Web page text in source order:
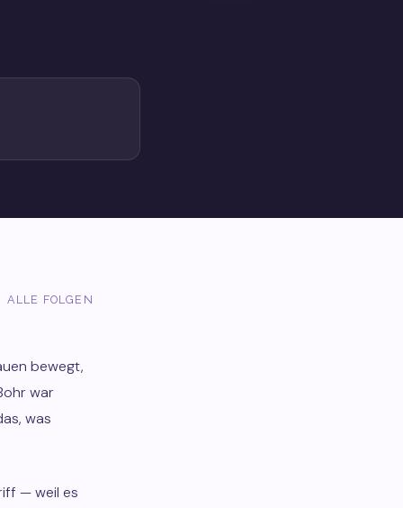
ALLE FOLGEN
bewegt,
war
was
— weil es